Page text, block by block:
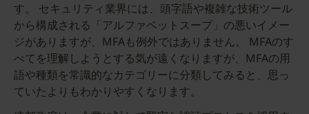
す。 セキュリティ業界には、頭字語や複雑な技術ツール
から構成される「アルファベットスープ」の悪いイメー
ジがありますが、MFAも例外ではありません。 MFAのす
べてを理解しようとする気が遠くなりますが、MFAの用
語や種類を常識的なカテゴリーに分類してみると、思っ
ていたよりもわかりやすくなります。